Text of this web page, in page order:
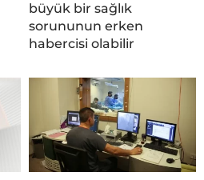
büyük bir sağlık
sorununun erken
habercisi olabilir